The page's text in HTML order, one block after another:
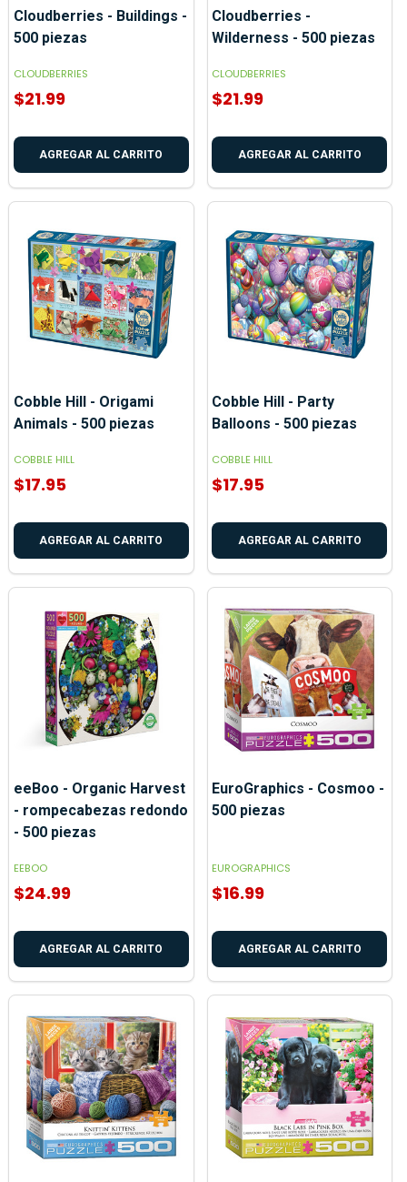
Cloudberries - Buildings -
500 piezas
CLOUDBERRIES
$21.99
AGREGAR AL CARRITO
Cloudberries -
Wilderness - 500 piezas
CLOUDBERRIES
$21.99
AGREGAR AL CARRITO
Cobble Hill - Origami
Animals - 500 piezas
COBBLE HILL
$17.95
AGREGAR AL CARRITO
Cobble Hill - Party
Balloons - 500 piezas
COBBLE HILL
$17.95
AGREGAR AL CARRITO
eeBoo - Organic Harvest
- rompecabezas redondo
- 500 piezas
EEBOO
$24.99
AGREGAR AL CARRITO
EuroGraphics - Cosmoo -
500 piezas
EUROGRAPHICS
$16.99
AGREGAR AL CARRITO